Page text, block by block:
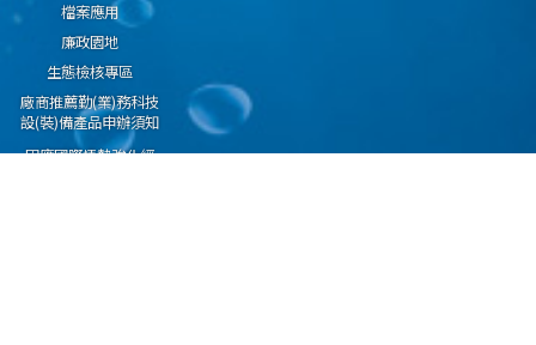
檔案應用
廉政園地
生態檢核專區
廠商推薦勤(業)務科技
設(裝)備產品申辦須知
因應國際情勢強化經